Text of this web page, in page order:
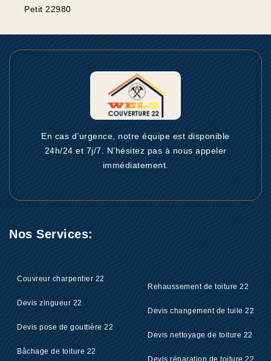
Petit 22980
En cas d’urgence, notre équipe est disponible
24h/24 et 7j/7. N’hésitez pas à nous appeler
immédiatement.
Nos Services:
Couvreur charpentier 22
Devis zingueur 22
Devis pose de gouttière 22
Bâchage de toiture 22
Rehaussement de toiture 22
Devis changement de tuile 22
Devis nettoyage de toiture 22
Devis réparation de toiture 22